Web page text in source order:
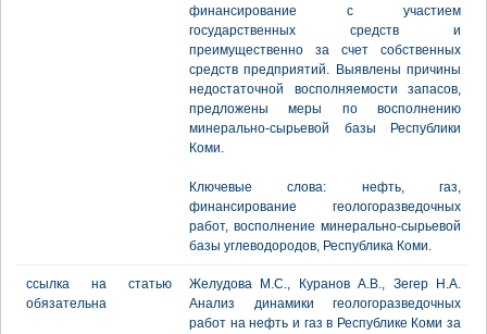
финансирование с участием
государственных средств и
преимущественно за счет собственных
средств предприятий. Выявлены причины
недостаточной восполняемости запасов,
предложены меры по восполнению
минерально-сырьевой базы Республики
Коми.
Ключевые слова: нефть, газ,
финансирование геологоразведочных
работ, восполнение минерально-сырьевой
базы углеводородов, Республика Коми.
ссылка на статью
обязательна
Желудова М.С., Куранов А.В., Зегер Н.А.
Анализ динамики геологоразведочных
работ на нефть и газ в Республике Коми за